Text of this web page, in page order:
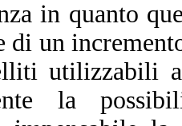
in quanto
di un
utilizzabili
la